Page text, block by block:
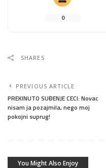
0
SHARES
PREVIOUS ARTICLE
PREKINUTO SUĐENJE CECI: Novac
nisam ja pozajmila, nego moj
pokojni suprug!
You Might Also Enjoy